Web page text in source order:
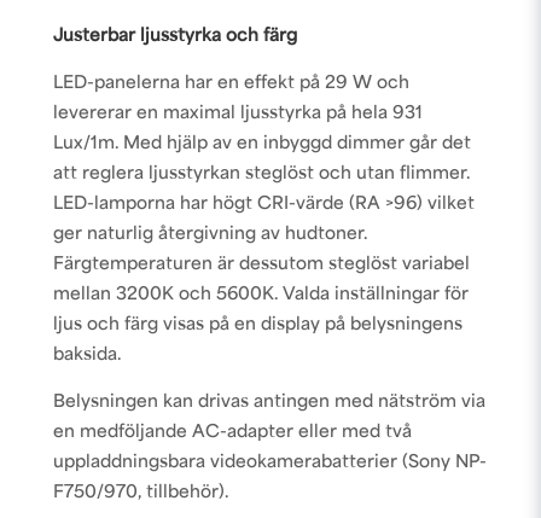
Justerbar ljusstyrka och färg
LED-panelerna har en effekt på 29 W och
levererar en maximal ljusstyrka på hela 931
Lux/1m. Med hjälp av en inbyggd dimmer går det
att reglera ljusstyrkan steglöst och utan flimmer.
LED-lamporna har högt CRI-värde (RA >96) vilket
ger naturlig återgivning av hudtoner.
Färgtemperaturen är dessutom steglöst variabel
mellan 3200K och 5600K. Valda inställningar för
ljus och färg visas på en display på belysningens
baksida.
Belysningen kan drivas antingen med nätström via
en medföljande AC-adapter eller med två
uppladdningsbara videokamerabatterier (Sony NP-
F750/970, tillbehör).